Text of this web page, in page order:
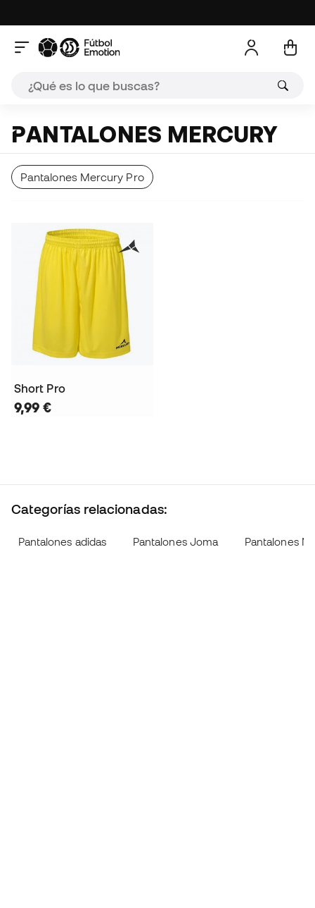
PANTALONES MERCURY
Pantalones Mercury Pro
Short Pro
9,99 €
Categorías relacionadas:
Pantalones adidas Pantalones Joma Pantalones